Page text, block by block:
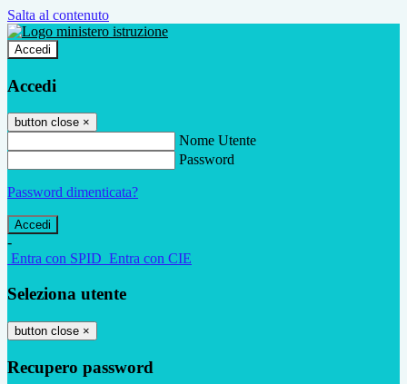
Salta al contenuto
Accedi
Accedi
button close ×
Nome Utente
Password
Password dimenticata?
-
Entra con SPID Entra con CIE
Seleziona utente
button close ×
Recupero password